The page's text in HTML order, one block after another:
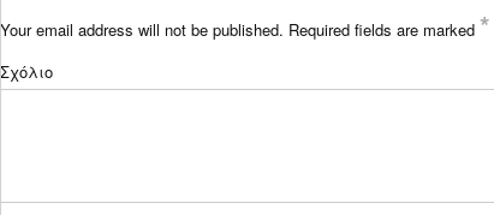
Your email address will not be published. Required fields are marked *
Σχόλιο